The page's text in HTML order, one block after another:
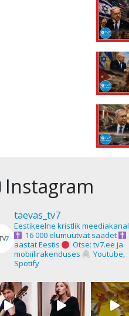
Instagram
taevas_tv7
Eestikeelne kristlik meediakanal
16 000 elumuutvat saadet
aastat Eestis
Otse: tv7.ee ja
mobiilirakenduses
Youtube,
Spotify